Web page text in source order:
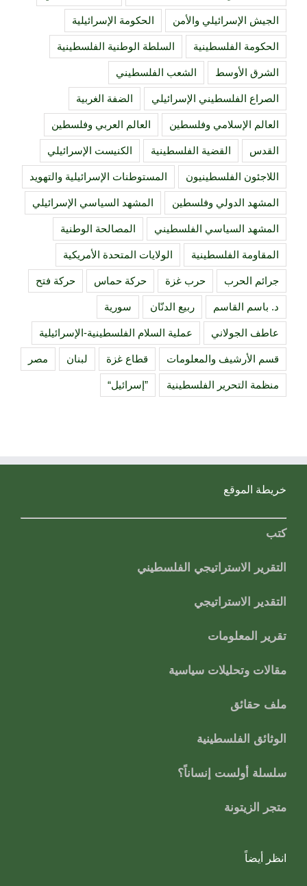
الجيش الإسرائيلي والأمن الحكومة الإسرائيلية
الحكومة الفلسطينية السلطة الوطنية الفلسطينية
الشرق الأوسط الشعب الفلسطيني
الصراع الفلسطيني الإسرائيلي الضفة الغربية
العالم الإسلامي وفلسطين العالم العربي وفلسطين
القدس القضية الفلسطينية الكنيست الإسرائيلي
اللاجئون الفلسطينيون المستوطنات الإسرائيلية والتهويد
المشهد الدولي وفلسطين المشهد السياسي الإسرائيلي
المشهد السياسي الفلسطيني المصالحة الوطنية
المقاومة الفلسطينية الولايات المتحدة الأمريكية
جرائم الحرب حرب غزة حركة حماس حركة فتح
د. باسم القاسم ربيع الدنّان سورية
عاطف الجولاني عملية السلام الفلسطينية-الإسرائيلية
قسم الأرشيف والمعلومات قطاع غزة لبنان مصر
منظمة التحرير الفلسطينية ”إسرائيل“
خريطة الموقع
كتب
التقرير الاستراتيجي الفلسطيني
التقدير الاستراتيجي
تقرير المعلومات
مقالات وتحليلات سياسية
ملف حقائق
الوثائق الفلسطينية
سلسلة أولست إنساناً؟
متجر الزيتونة
انظر أيضاً